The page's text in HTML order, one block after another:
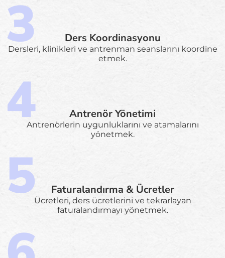
Ders Koordinasyonu
Dersleri, klinikleri ve antrenman seanslarını koordine
etmek.
Antrenör Yönetimi
Antrenörlerin uygunluklarını ve atamalarını
yönetmek.
Faturalandırma & Ücretler
Ücretleri, ders ücretlerini ve tekrarlayan
faturalandırmayı yönetmek.